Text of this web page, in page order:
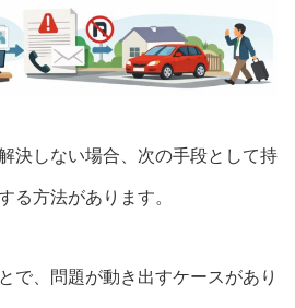
決しない場合、次の手段として持
る方法があります。
で、問題が動き出すケースがあり